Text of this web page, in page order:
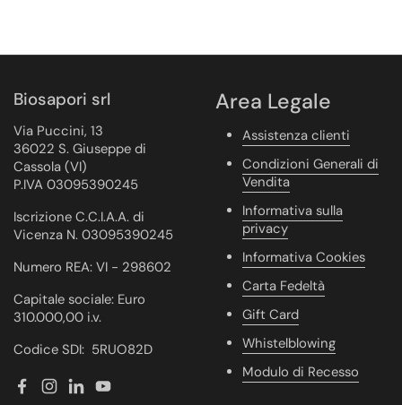
Biosapori srl
Via Puccini, 13
36022 S. Giuseppe di
Cassola (VI)
P.IVA 03095390245
Iscrizione C.C.I.A.A. di
Vicenza N. 03095390245
Numero REA: VI - 298602
Capitale sociale: Euro
310.000,00 i.v.
Codice SDI: 5RUO82D
Facebook
Instagram
LinkedInYouTube
Area Legale
Assistenza clienti
Condizioni Generali di
Vendita
Informativa sulla
privacy
Informativa Cookies
Carta Fedeltà
Gift Card
Whistelblowing
Modulo di Recesso